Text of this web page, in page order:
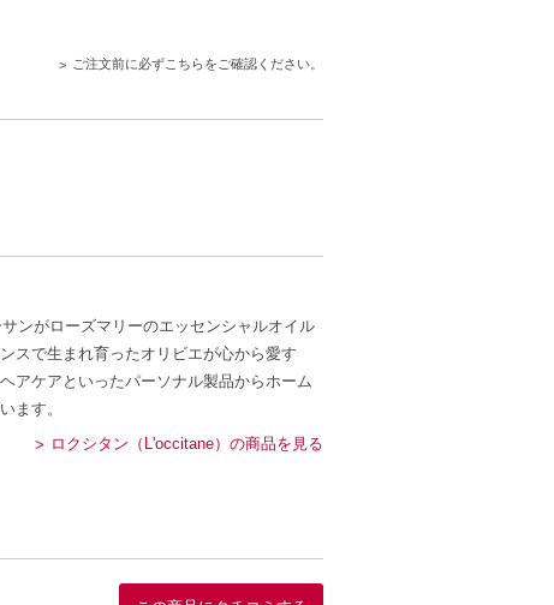
ます。
る場合があります。予めご了承ください。
ございます。予めご了承ください。また、
を引き立てます。
行動したい日常にぴったりです。
ご注文前に必ずこちらをご確認ください。
ンがローズマリーのエッセンシャルオイル
スで生まれ育ったオリビエが心から愛す
アケアといったパーソナル製品からホーム
ます。
ロクシタン（L'occitane）の商品を見る